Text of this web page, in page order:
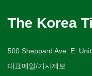
The Korea
500 Sheppard Ave. E.
대표메일/기사제보